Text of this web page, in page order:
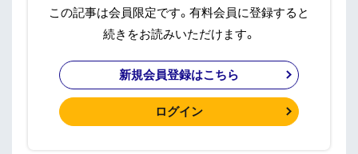
この記事は会員限定です。有料会員に登録すると
続きをお読みいただけます。
新規会員登録はこちら
ログイン